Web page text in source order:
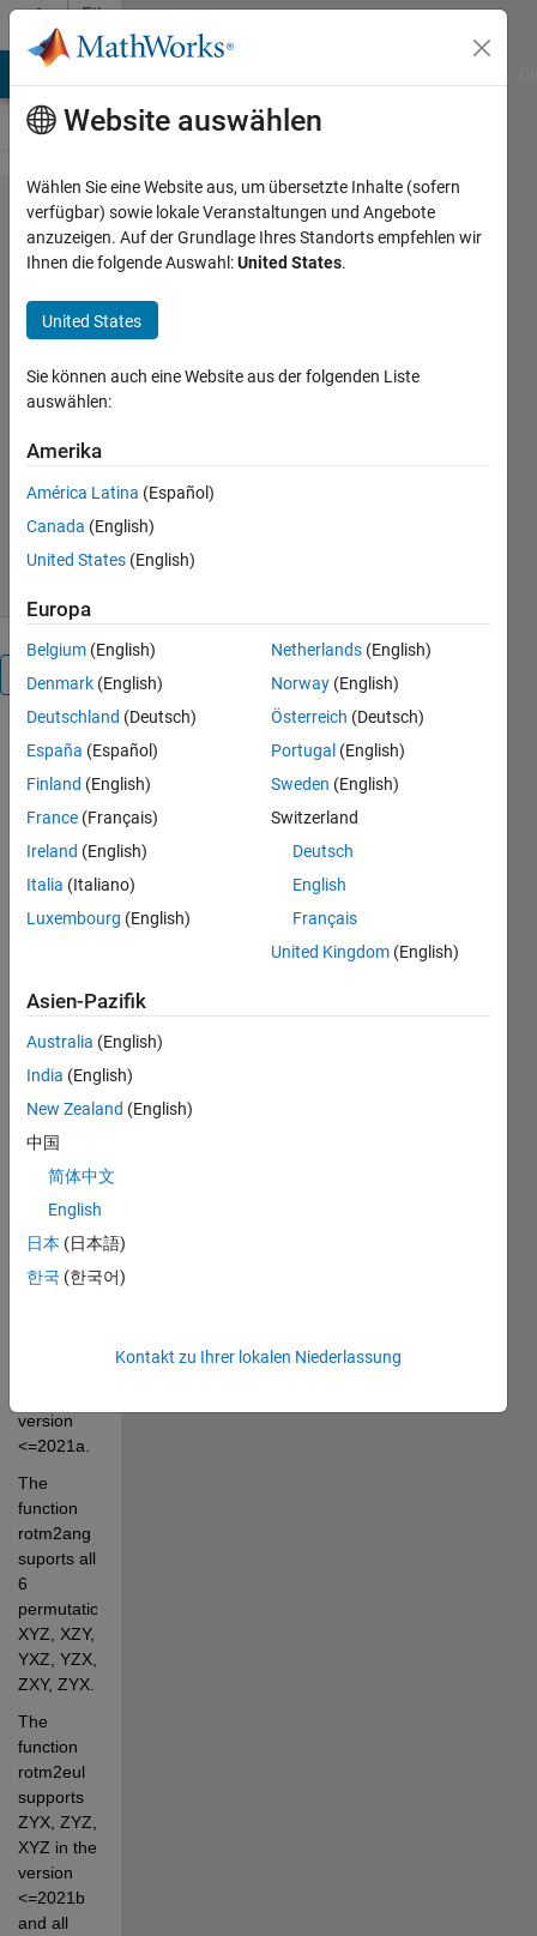
Weiter zum Inhalt
File
Exchange
Evaluation
of
We provide an alternative to the
function rotm2eul from Robotics
Jan Valdman
Version 1.0.0(167 KB)
18 Downloads
Überblick
Intrinsic
corresponding
to a given
rotation
and a
rotation
our new
function
function
partially
extends
function
rotm2eul
version
<=2021a.
The
function
rotm2ang
suports all
6
permutations:
XYZ, XZY,
YXZ, YZX,
The
function
rotm2eul
supports
ZYX, ZYZ,
XYZ in the
version
<=2021b
and all
Website auswählen
Wählen Sie eine Website aus, um übersetzte Inhalte (sofern
verfügbar) sowie lokale Veranstaltungen und Angebote
anzuzeigen. Auf der Grundlage Ihres Standorts empfehlen wir
Ihnen die folgende Auswahl:United States.
United States
Sie können auch eine Website aus der folgenden Liste
auswählen:
Amerika
América Latina (Español)
Canada (English)
United States (English)
Europa
Belgium (English)
Denmark (English)
Deutschland (Deutsch)
España (Español)
Finland (English)
France (Français)
Ireland (English)
Italia (Italiano)
Luxembourg (English)
Netherlands (English)
Norway (English)
Österreich (Deutsch)
Portugal (English)
Sweden (English)
Switzerland
Deutsch
English
Français
United Kingdom (English)
Asien-Pazifik
Australia (English)
India (English)
New Zealand (English)
中国
简体中文
English
日本 (日本語)
한국 (한국어)
Kontakt zu Ihrer lokalen Niederlassung